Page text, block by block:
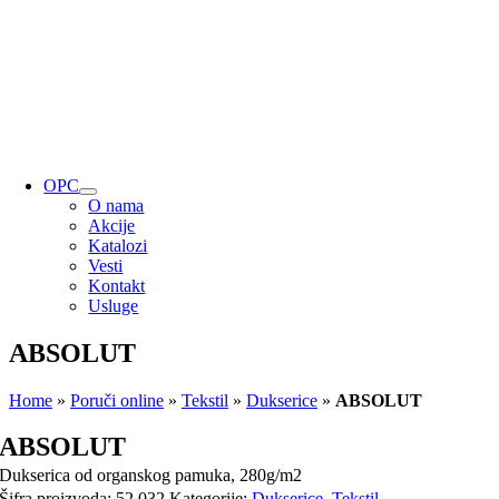
OPC
O nama
Akcije
Katalozi
Vesti
Kontakt
Usluge
ABSOLUT
Home » Poruči online » Tekstil » Dukserice » ABSOLUT
ABSOLUT
Dukserica od organskog pamuka, 280g/m2